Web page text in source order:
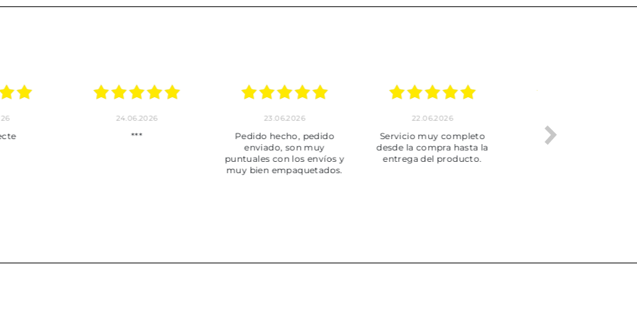
***
23.06.2026
Pedido hecho, pedido
puntuales con los envíos y
22.06.2026
Servicio muy completo
desde la compra hasta la
entrega del producto.
20.06.2026
Envío rápido